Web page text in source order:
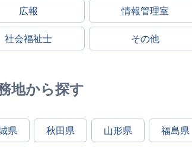
広報 情報管理室
社会福祉士 その他
地から探す
県 秋田県 山形県 福島県